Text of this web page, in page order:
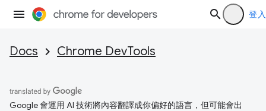
登入
Docs Chrome DevTools
Google 會運用 AI 技術將內容翻譯成你偏好的語言，但可能會出